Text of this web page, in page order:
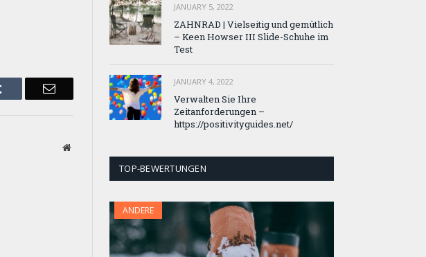
Tumblr Email
Website
JANUARY 5, 2022
ZAHNRAD ​​| Vielseitig und gemütlich
– Keen Howser III Slide-Schuhe im
Test
JANUARY 4, 2022
Verwalten Sie Ihre
Zeitanforderungen –
https://positivityguides.net/
TOP-BEWERTUNGEN
ANDERE